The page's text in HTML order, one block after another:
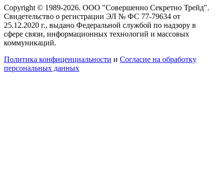
Copyright © 1989-2026. ООО "Совершенно Секретно Трейд".
Свидетельство о регистрации ЭЛ № ФС 77-79634 от
25.12.2020 г., выдано Федеральной службой по надзору в
сфере связи, информационных технологий и массовых
коммуникаций.
Политика конфиценциальности и Согласие на обработку
персональных данных